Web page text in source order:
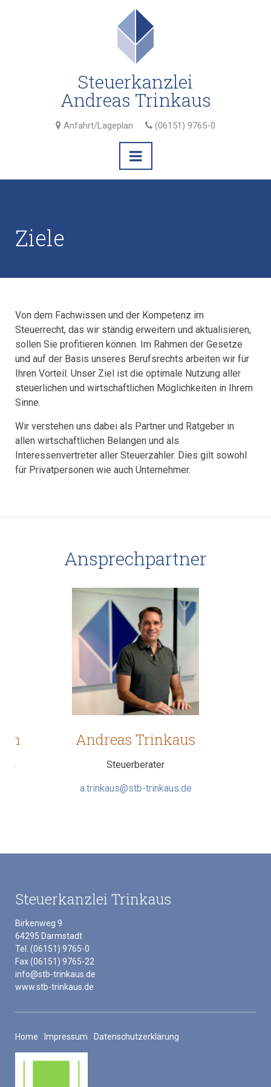
Steuerkanzlei
Andreas Trinkaus
Anfahrt/Lageplan (06151) 9765-0
Ziele
Von dem Fachwissen und der Kompetenz im
Steuerrecht, das wir ständig erweitern und aktualisieren,
sollen Sie profitieren können. Im Rahmen der Gesetze
und auf der Basis unseres Berufsrechts arbeiten wir für
Ihren Vorteil. Unser Ziel ist die optimale Nutzung aller
steuerlichen und wirtschaftlichen Möglichkeiten in Ihrem
Sinne.
Wir verstehen uns dabei als Partner und Ratgeber in
allen wirtschaftlichen Belangen und als
Interessenvertreter aller Steuerzahler. Dies gilt sowohl
für Privatpersonen wie auch Unternehmer.
Ansprechpartner
Andreas Trinkaus
Steuerberater
a.trinkaus@stb-trinkaus.de
Steuerkanzlei Trinkaus
Birkenweg 9
64295 Darmstadt
Tel. (06151) 9765-0
Fax (06151) 9765-22
info@stb-trinkaus.de
www.stb-trinkaus.de
Home Impressum Datenschutzerklärung